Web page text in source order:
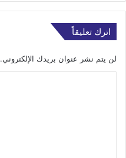
اترك تعليقاً
لن يتم نشر عنوان بريدك الإلكتروني.